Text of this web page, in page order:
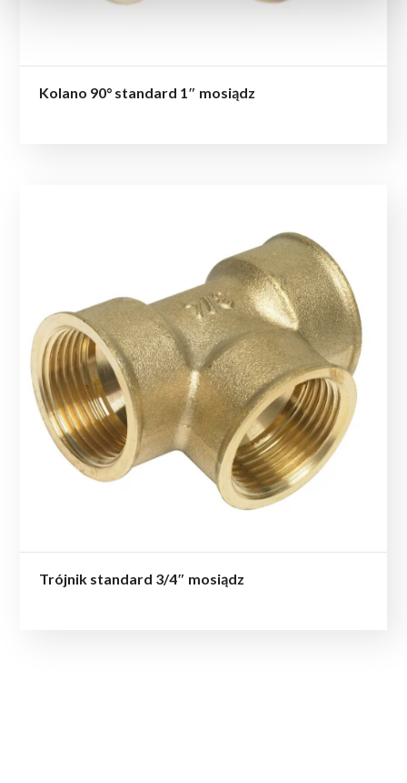
Kolano 90° standard 1″ mosiądz
Trójnik standard 3/4″ mosiądz